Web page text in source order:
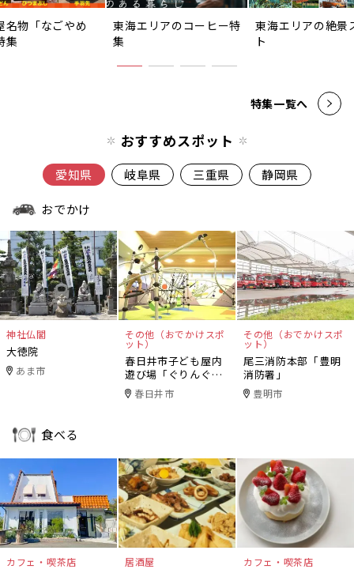
名物「なごやめ
集
東海エリアのコーヒー特
集
東海エリアの絶景
ト
特集一覧へ
おすすめスポット
愛知県 岐阜県 三重県 静岡県
おでかけ
神社仏閣
大徳院
あま市
その他（おでかけスポ
ット）
春日井市子ども屋内
遊び場「ぐりんぐり
ん」春日井市
その他（おでかけスポ
ット）
尾三消防本部「豊明
消防署」
豊明市
食べる
カフェ・喫茶店 居酒屋 カフェ・喫茶店